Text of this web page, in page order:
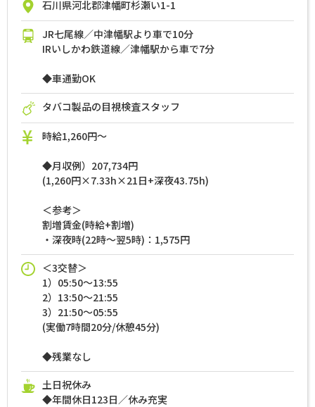
石川県河北郡津幡町杉瀬い1-1
JR七尾線／中津幡駅より車で10分
IRいしかわ鉄道線／津幡駅から車で7分
◆車通勤OK
タバコ製品の目視検査スタッフ
時給1,260円～
◆月収例）207,734円
(1,260円×7.33h×21日+深夜43.75h)
＜参考＞
割増賃金(時給+割増)
・深夜時(22時～翌5時)：1,575円
＜3交替＞
1）05:50～13:55
2）13:50～21:55
3）21:50～05:55
(実働7時間20分/休憩45分)
◆残業なし
土日祝休み
◆年間休日123日／休み充実